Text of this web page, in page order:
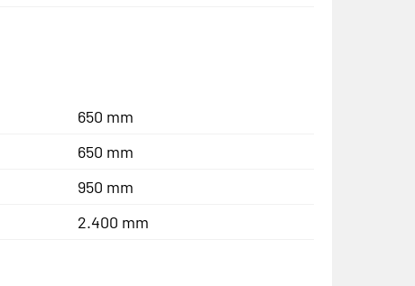
650 mm
650 mm
950 mm
2.400 mm